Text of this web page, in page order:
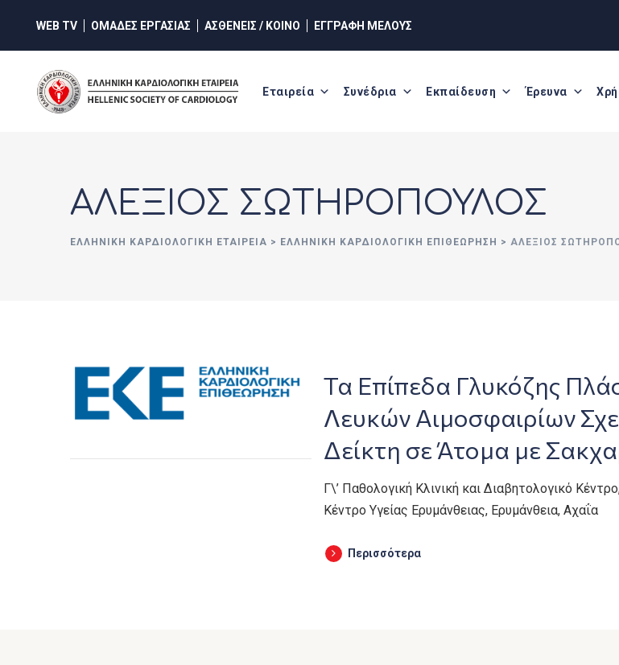
content
WEB TV ΟΜΑΔΕΣ ΕΡΓΑΣΙΑΣ ΑΣΘΕΝΕΙΣ / ΚΟΙΝΟ ΕΓΓΡΑΦΗ ΜΕΛΟΥΣ
Εταιρεία Συνέδρια Εκπαίδευση Έρευνα
ΑΛΕΞΙΟΣ ΣΩΤΗΡΟΠΟΥΛΟΣ
ΕΛΛΗΝΙΚΉ ΚΑΡΔΙΟΛΟΓΙΚΉ ΕΤΑΙΡΕΊΑ > ΕΛΛΗΝΙΚΗ ΚΑΡΔΙΟΛΟΓΙΚΗ ΕΠΙΘΕΩΡΗΣΗ > ΑΛΕΞΙΟΣ
Τα Επίπεδα Γλυκόζης
Λευκών Αιμοσφαιρίων
Δείκτη σε Άτομα με
Γ\’ Παθολογική Κλινική και Διαβητολογικό
Κέντρο Υγείας Ερυμάνθειας, Ερυμάνθεια, Αχαΐα
Περισσότερα